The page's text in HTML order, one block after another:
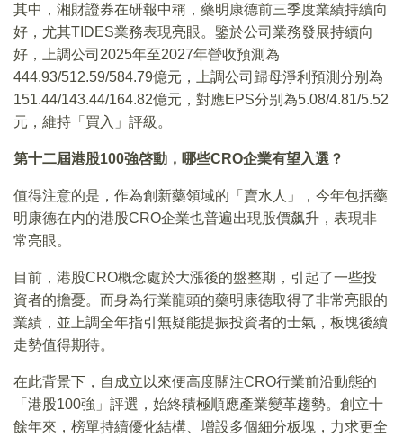
其中，湘財證券在研報中稱，藥明康德前三季度業績持續向
好，尤其TIDES業務表現亮眼。鑒於公司業務發展持續向
好，上調公司2025年至2027年營收預測為
444.93/512.59/584.79億元，上調公司歸母淨利預測分别為
151.44/143.44/164.82億元，對應EPS分别為5.08/4.81/5.52
元，維持「買入」評級。
第十二屆港股100強啓動，哪些CRO企業有望入選？
值得注意的是，作為創新藥領域的「賣水人」，今年包括藥
明康德在内的港股CRO企業也普遍出現股價飙升，表現非
常亮眼。
目前，港股CRO概念處於大漲後的盤整期，引起了一些投
資者的擔憂。而身為行業龍頭的藥明康德取得了非常亮眼的
業績，並上調全年指引無疑能提振投資者的士氣，板塊後續
走勢值得期待。
在此背景下，自成立以來便高度關注CRO行業前沿動態的
「港股100強」評選，始終積極順應產業變革趨勢。創立十
餘年來，榜單持續優化結構、增設多個細分板塊，力求更全